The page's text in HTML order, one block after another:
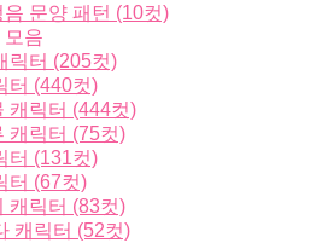
음 문양 패턴 (10컷)
모음
릭터 (205컷)
터 (440컷)
캐릭터 (444컷)
캐릭터 (75컷)
터 (131컷)
터 (67컷)
캐릭터 (83컷)
캐릭터 (52컷)